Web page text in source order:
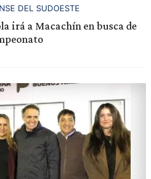
DEL SUDOESTE
irá a Macachín en busca de